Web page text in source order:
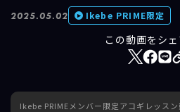
2025.05.02 Ikebe PRIME限定
この動画をシ
Ikebe PRIMEメンバー限定アコギレッス